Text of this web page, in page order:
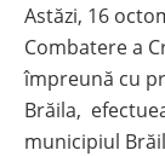
Astăzi, 16
Combatere a
împreună cu
Brăila,
municipiul